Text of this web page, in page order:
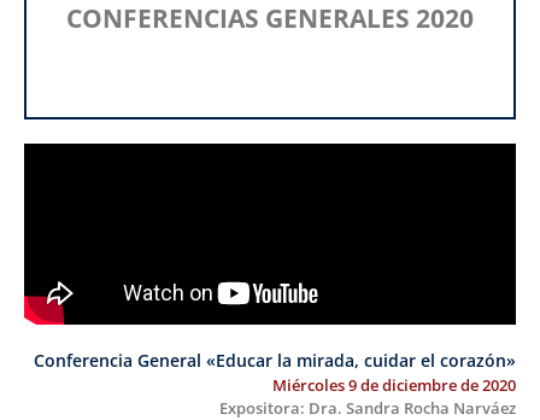
CONFERENCIAS GENERALES 2020
Conferencia General «Educar la mirada, cuidar el corazón»
Miércoles 9 de diciembre de 2020
Expositora: Dra. Sandra Rocha Narváez